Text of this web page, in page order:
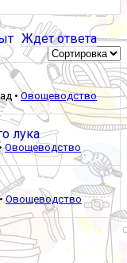
Ждет ответа
• Овощеводство
лука
Овощеводство
Овощеводство